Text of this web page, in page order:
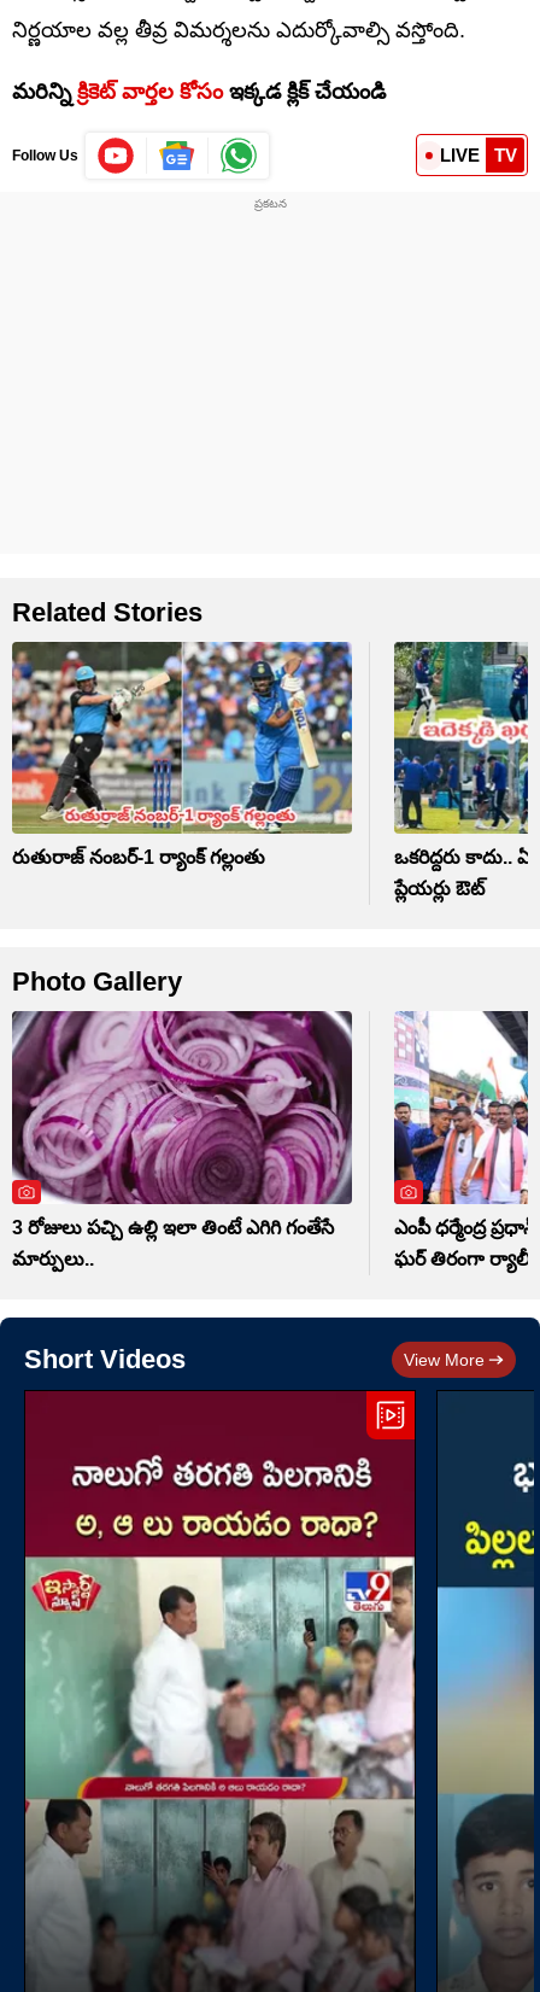
నిర్ణయాల వల్ల తీవ్ర విమర్శలను ఎదుర్కోవాల్సి వస్తోంది.
మరిన్ని క్రికెట్ వార్తల కోసంఇక్కడ క్లిక్ చేయండి
Follow Us LIVE TV
Related Stories
రుతురాజ్ నంబర్-1 ర్యాంక్ గల్లంతు
ఒకరిద్దరు కాదు..
ప్లేయర్లు ఔట్
Photo Gallery
3 రోజులు పచ్చి ఉల్లి ఇలా తింటే ఎగిగి గంతేసే
మార్పులు..
ఎంపీ ధర్మేంద్ర
ఘర్ తిరంగా ర్యాలీ
Short Videos View More